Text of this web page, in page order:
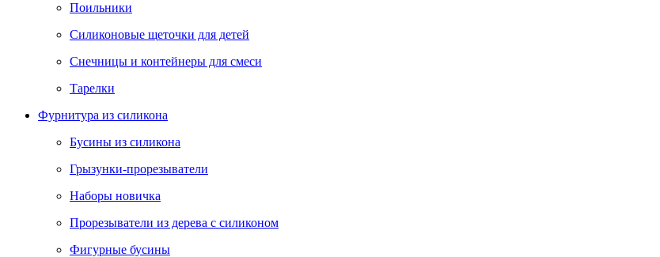
Поильники
Силиконовые щеточки для детей
Снечницы и контейнеры для смеси
Тарелки
Фурнитура из силикона
Бусины из силикона
Грызунки-прорезыватели
Наборы новичка
Прорезыватели из дерева с силиконом
Фигурные бусины